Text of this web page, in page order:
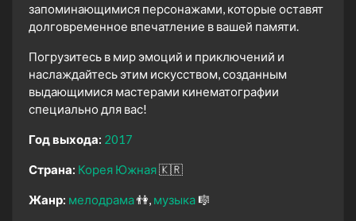
запоминающимися персонажами, которые оставят
долговременное впечатление в вашей памяти.
Погрузитесь в мир эмоций и приключений и
наслаждайтесь этим искусством, созданным
выдающимися мастерами кинематографии
специально для вас!
Год выхода: 2017
Страна: Корея Южная🇰🇷
Жанр: мелодрама👫 музыка 🎼